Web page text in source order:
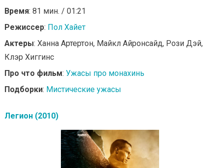
Время: 81 мин. / 01:21
Режиссер: Пол Хайет
Актеры: Ханна Артертон, Майкл Айронсайд, Рози Дэй,
Клэр Хиггинс
Про что фильм: Ужасы про монахинь
Подборки: Мистические ужасы
Легион (2010)